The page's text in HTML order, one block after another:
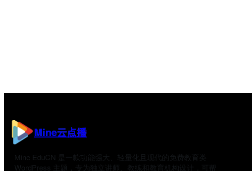
Mine云点播
Mine EduCN 是一款功能强大、轻量化且现代的免费教育类
WordPress 主题，专为独立讲师、教练和教育机构设计，可帮